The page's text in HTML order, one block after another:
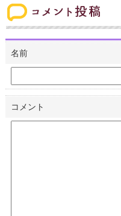
名前
コメント